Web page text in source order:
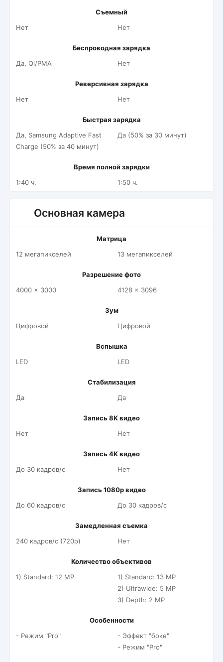
Съемный
Нет
Нет
Беспроводная зарядка
Да, Qi/PMA
Нет
Реверсивная зарядка
Нет
Нет
Быстрая зарядка
Да, Samsung Adaptive Fast
Charge (50% за 40 минут)
Да (50% за 30 минут)
Время полной зарядки
1:40 ч.
1:50 ч.
Основная камера
Матрица
12 мегапикселей
13 мегапикселей
Разрешение фото
4000 x 3000
4128 x 3096
Зум
Цифровой
Цифровой
Вспышка
LED
LED
Стабилизация
Да
Да
Запись 8K видео
Нет
Нет
Запись 4K видео
До 30 кадров/c
Нет
Запись 1080p видео
До 60 кадров/c
До 30 кадров/c
Замедленная съемка
240 кадров/c (720p)
Нет
Количество объективов
1) Standard: 12 MP
1) Standard: 13 MP
2) Ultrawide: 5 MP
3) Depth: 2 MP
Особенности
- Режим "Pro"
- Эффект "боке"
- Режим "Pro"